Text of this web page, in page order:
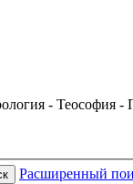
- Теософия -
Расширенный